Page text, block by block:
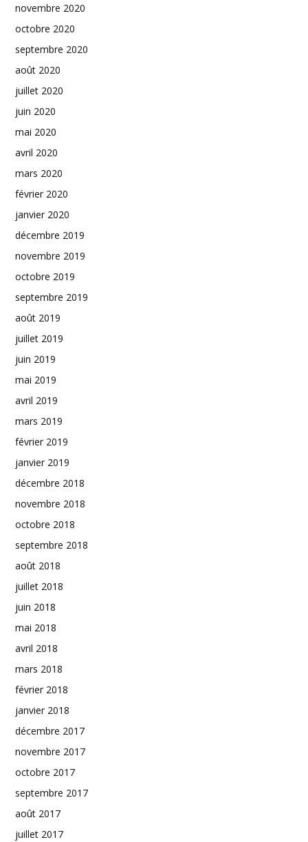
novembre 2020
octobre 2020
septembre 2020
août 2020
juillet 2020
juin 2020
mai 2020
avril 2020
mars 2020
février 2020
janvier 2020
décembre 2019
novembre 2019
octobre 2019
septembre 2019
août 2019
juillet 2019
juin 2019
mai 2019
avril 2019
mars 2019
février 2019
janvier 2019
décembre 2018
novembre 2018
octobre 2018
septembre 2018
août 2018
juillet 2018
juin 2018
mai 2018
avril 2018
mars 2018
février 2018
janvier 2018
décembre 2017
novembre 2017
octobre 2017
septembre 2017
août 2017
juillet 2017